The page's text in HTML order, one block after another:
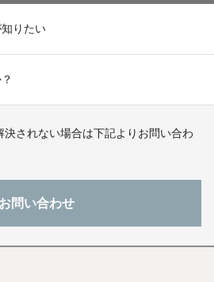
りたい
決されない場合は下記よりお問い合わ
お問い合わせ